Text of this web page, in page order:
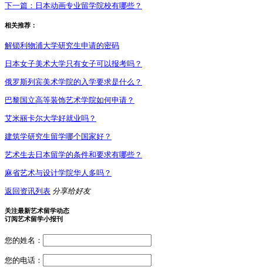
下一篇： 日本动画专业留学院校有哪些？
相关推荐：
解锁利物浦大学研究生申请的密码
日本女子美术大学只有女子可以报考吗？
俄罗斯列宾美术学院的入学要求是什么？
巴黎国立高等装饰艺术学院如何申请？
艾米丽卡尔大学好就业吗？
建筑学研究生留学哪个国家好？
艺术生去日本留学的条件和要求有哪些？
麻省艺术与设计学院华人多吗？
返回资讯列表 分享给好友
关注最新艺术留学动态
订阅艺术留学小报刊
您的姓名：
您的电话：